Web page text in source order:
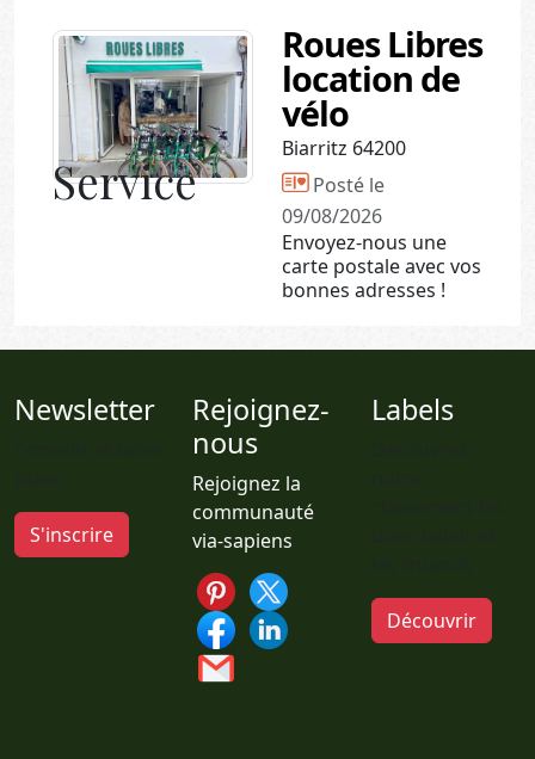
Service
Roues Libres
location de
vélo
Biarritz 64200
Posté le
09/08/2026
Envoyez-nous une
carte postale avec vos
bonnes adresses !
Newsletter
S'inscrire
Rejoignez-
nous
Rejoignez la
communauté
via-sapiens
Labels
Découvrir